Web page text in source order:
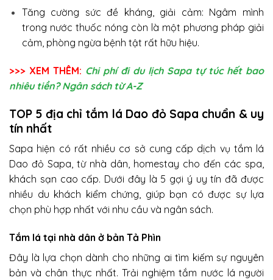
Tăng cường sức đề kháng, giải cảm: Ngâm mình
trong nước thuốc nóng còn là một phương pháp giải
cảm, phòng ngừa bệnh tật rất hữu hiệu.
>>> XEM THÊM: Chi phí đi du lịch Sapa tự túc hết bao
nhiêu tiền? Ngân sách từ A-Z
TOP 5 địa chỉ tắm lá Dao đỏ Sapa chuẩn & uy
tín nhất
Sapa hiện có rất nhiều cơ sở cung cấp dịch vụ tắm lá
Dao đỏ Sapa, từ nhà dân, homestay cho đến các spa,
khách sạn cao cấp. Dưới đây là 5 gợi ý uy tín đã được
nhiều du khách kiểm chứng, giúp bạn có được sự lựa
chọn phù hợp nhất với nhu cầu và ngân sách.
Tắm lá tại nhà dân ở bản Tả Phìn
Đây là lựa chọn dành cho những ai tìm kiếm sự nguyên
bản và chân thực nhất. Trải nghiệm tắm nước lá người